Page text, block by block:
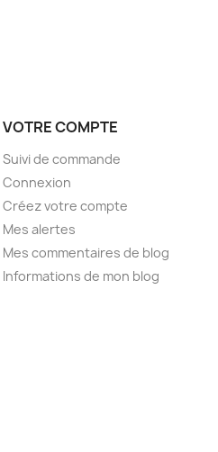
VOTRE COMPTE
Suivi de commande
Connexion
Créez votre compte
Mes alertes
Mes commentaires de blog
Informations de mon blog